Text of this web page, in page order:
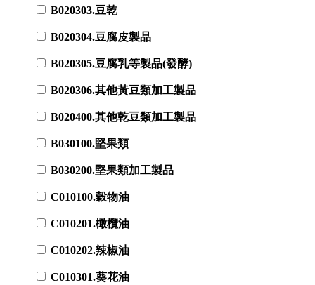
B020303.豆乾
B020304.豆腐皮製品
B020305.豆腐乳等製品(發酵)
B020306.其他黃豆類加工製品
B020400.其他乾豆類加工製品
B030100.堅果類
B030200.堅果類加工製品
C010100.穀物油
C010201.橄欖油
C010202.辣椒油
C010301.葵花油